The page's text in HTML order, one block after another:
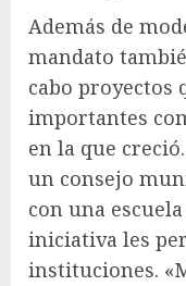
Además de
mandato
cabo proyectos
importantes
en la que
un consejo
con una
iniciativa les
instituciones.